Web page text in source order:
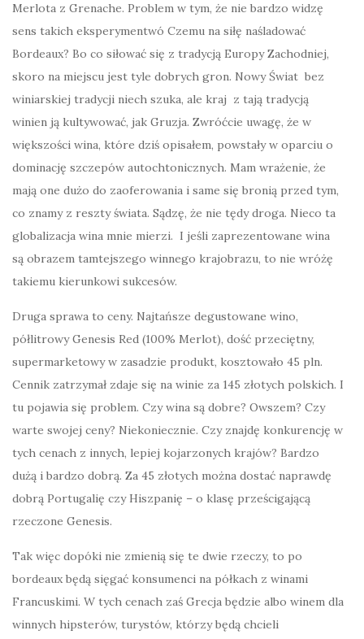
Merlota z Grenache. Problem w tym, że nie bardzo widzę
sens takich eksperymentwó Czemu na siłę naśladować
Bordeaux? Bo co siłować się z tradycją Europy Zachodniej,
skoro na miejscu jest tyle dobrych gron. Nowy Świat bez
winiarskiej tradycji niech szuka, ale kraj z tają tradycją
winien ją kultywować, jak Gruzja. Zwróćcie uwagę, że w
większości wina, które dziś opisałem, powstały w oparciu o
dominację szczepów autochtonicznych. Mam wrażenie, że
mają one dużo do zaoferowania i same się bronią przed tym,
co znamy z reszty świata. Sądzę, że nie tędy droga. Nieco ta
globalizacja wina mnie mierzi. I jeśli zaprezentowane wina
są obrazem tamtejszego winnego krajobrazu, to nie wróżę
takiemu kierunkowi sukcesów.
Druga sprawa to ceny. Najtańsze degustowane wino,
półlitrowy Genesis Red (100% Merlot), dość przeciętny,
supermarketowy w zasadzie produkt, kosztowało 45 pln.
Cennik zatrzymał zdaje się na winie za 145 złotych polskich. I
tu pojawia się problem. Czy wina są dobre? Owszem? Czy
warte swojej ceny? Niekoniecznie. Czy znajdę konkurencję w
tych cenach z innych, lepiej kojarzonych krajów? Bardzo
dużą i bardzo dobrą. Za 45 złotych można dostać naprawdę
dobrą Portugalię czy Hiszpanię – o klasę prześcigającą
rzeczone Genesis.
Tak więc dopóki nie zmienią się te dwie rzeczy, to po
bordeaux będą sięgać konsumenci na półkach z winami
Francuskimi. W tych cenach zaś Grecja będzie albo winem dla
winnych hipsterów, turystów, którzy będą chcieli